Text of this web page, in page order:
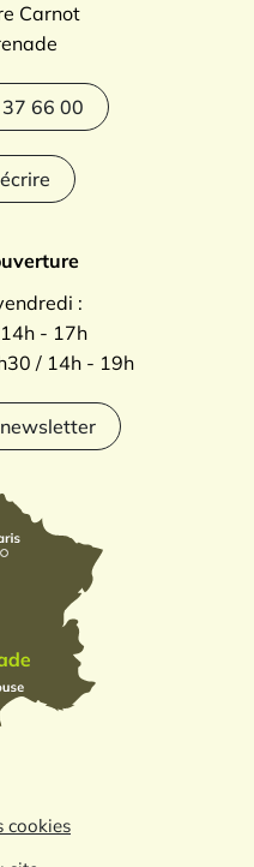
Carnot
66 00
:
- 17h
/ 14h - 19h
cookies